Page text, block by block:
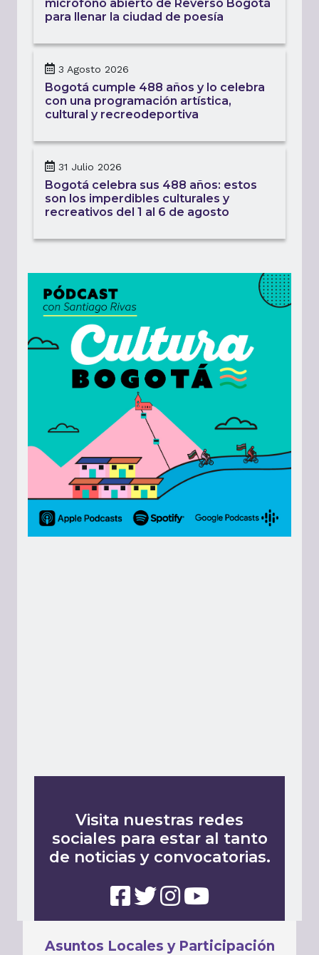
Asuntos Locales y Participación
micrófono abierto de Reverso Bogotá
para llenar la ciudad de poesía
3 Agosto 2026
Bogotá cumple 488 años y lo celebra
con una programación artística,
cultural y recreodeportiva
31 Julio 2026
Bogotá celebra sus 488 años: estos
son los imperdibles culturales y
recreativos del 1 al 6 de agosto
Visita nuestras redes
sociales para estar al tanto
de noticias y convocatorias.